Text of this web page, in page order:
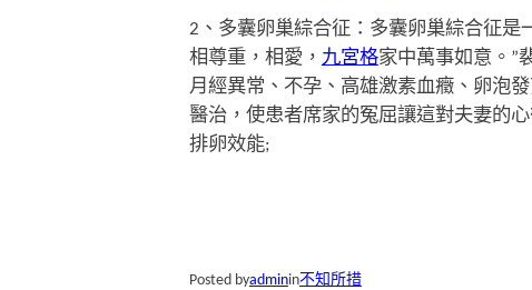
2、多囊卵巢綜合征：多囊卵巢綜合征是
相尊重，相愛， 九宮格家中萬事如意。”
月經異常、不孕、高雄激素血癥、卵泡
醫治，使患者席家的冤屈讓這對夫妻的
排卵效能;
Posted byadminin不知所措